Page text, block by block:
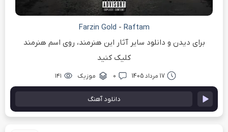
Farzin Gold - Raftam
برای دیدن و دانلود سایر آثار این هنرمند، روی اسم هنرمند
کلیک کنید
17 مرداد 1405 ۰ موزیک ۱۴۱
دانلود آهنگ